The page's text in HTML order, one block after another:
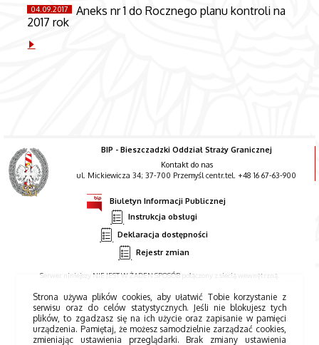
04.09.2017 Aneks nr 1 do Rocznego planu kontroli na
2017 rok
BIP - Bieszczadzki Oddział Straży Granicznej
Kontakt do nas
ul. Mickiewicza 34; 37-700 Przemyśl centr.tel. +48 16 67-63-900
Biuletyn Informacji Publicznej
Instrukcja obsługi
Deklaracja dostępności
Rejestr zmian
Serwer niniejszy NIE JEST W ŻADEN SPOSÓB połączony z siecią wewnętrzną.
Strona używa plików cookies, aby ułatwić Tobie korzystanie z
serwisu oraz do celów statystycznych. Jeśli nie blokujesz tych
plików, to zgadzasz się na ich użycie oraz zapisanie w pamięci
urządzenia. Pamiętaj, że możesz samodzielnie zarządzać cookies,
zmieniając ustawienia przeglądarki. Brak zmiany ustawienia